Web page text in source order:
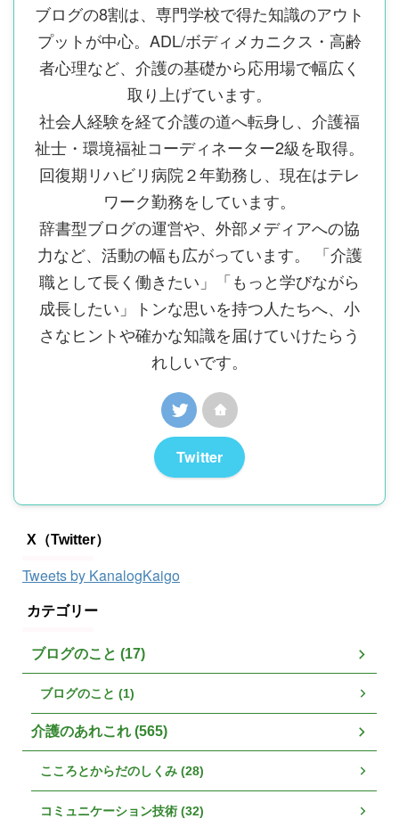
ブログの8割は、専門学校で得た知識のアウト
プットが中心。ADL/ボディメカニクス・高齢
者心理など、介護の基礎から応用場で幅広く
取り上げています。
社会人経験を経て介護の道へ転身し、介護福
祉士・環境福祉コーディネーター2級を取得。
回復期リハビリ病院２年勤務し、現在はテレ
ワーク勤務をしています。
辞書型ブログの運営や、外部メディアへの協
力など、活動の幅も広がっています。 「介護
職として長く働きたい」「もっと学びながら
成長したい」トンな思いを持つ人たちへ、小
さなヒントや確かな知識を届けていけたらう
れしいです。
Twitter
X（Twitter）
Tweets by KanalogKaigo
カテゴリー
ブログのこと (17)
ブログのこと (1)
介護のあれこれ (565)
こころとからだのしくみ (28)
コミュニケーション技術 (32)